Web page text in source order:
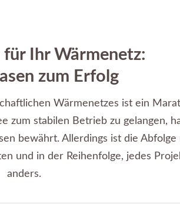
für Ihr Wärmenetz:
zum Erfolg
Wärmenetzes ist ein
zum stabilen Betrieb zu gelangen,
bewährt. Allerdings ist die Abfolge
und in der Reihenfolge, jedes
anders.